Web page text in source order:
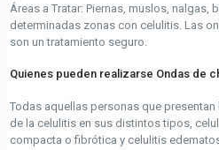
Áreas a Tratar: Piernas, muslos, nalgas,
determinadas zonas con celulitis. Las
son un tratamiento seguro.
Quienes pueden realizarse Ondas de
Todas aquellas personas que
de la celulitis en sus distintos tipos,
compacta o fibrótica y celulitis